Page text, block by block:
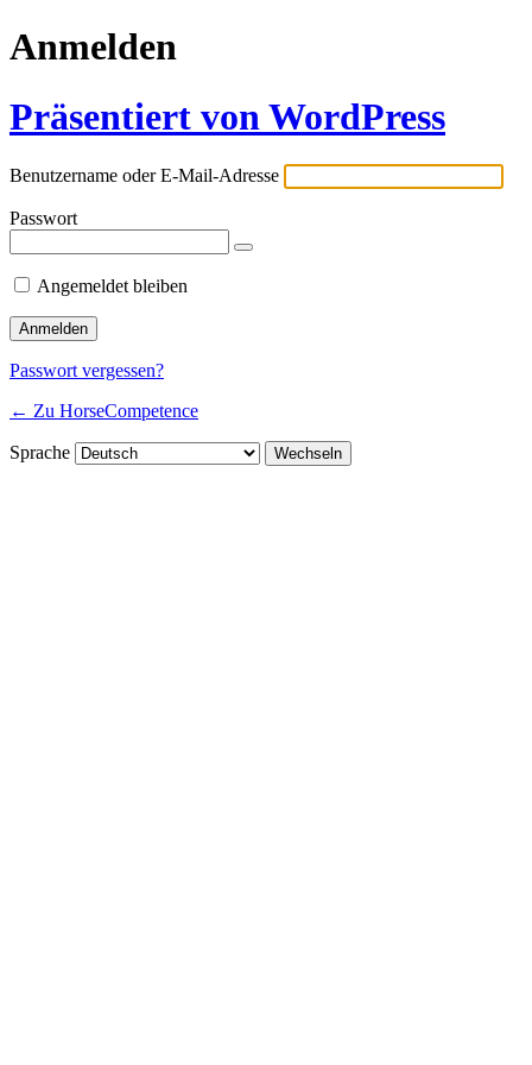
Anmelden
Präsentiert von WordPress
Benutzername oder E-Mail-Adresse
Passwort
Angemeldet bleiben
Passwort vergessen?
← Zu HorseCompetence
Sprache